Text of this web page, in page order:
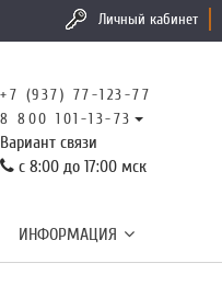
Личный кабинет
+7 (937) 77-123-77
8 800 101-13-73
Вариант связи
с 8:00 до 17:00 мск
ИНФОРМАЦИЯ